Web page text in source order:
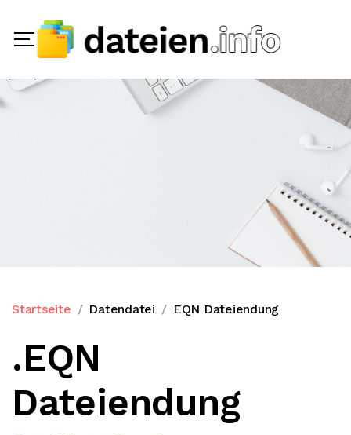
Startseite Datendatei EQN Dateiendung
.EQN
Dateiendung